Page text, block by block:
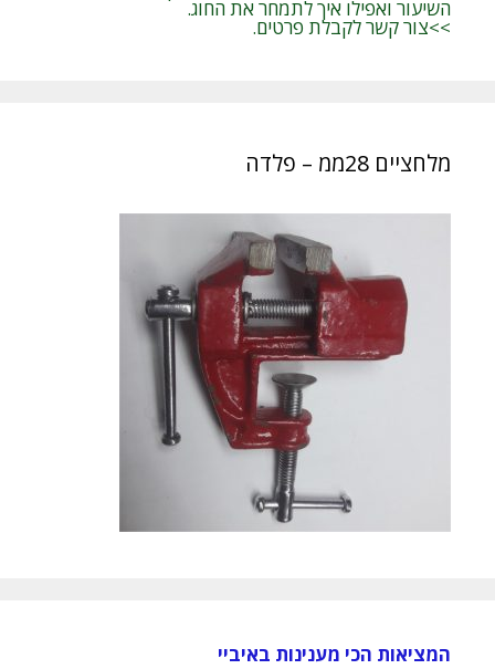
השיעור ואפילו איך לתמחר את החוג.
>>צור קשר לקבלת פרטים.
מלחציים 28ממ – פלדה
המציאות הכי מענינות באיביי